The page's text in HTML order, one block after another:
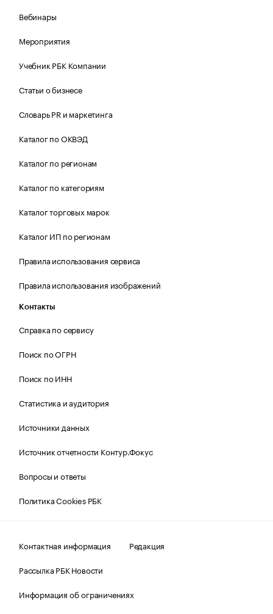
Вебинары
Мероприятия
Учебник РБК Компании
Статьи о бизнесе
Словарь PR и маркетинга
Каталог по ОКВЭД
Каталог по регионам
Каталог по категориям
Каталог торговых марок
Каталог ИП по регионам
Правила использования сервиса
Правила использования изображений
Контакты
Справка по сервису
Поиск по ОГРН
Поиск по ИНН
Статистика и аудитория
Источники данных
Источник отчетности Контур.Фокус
Вопросы и ответы
Политика Cookies РБК
Контактная информация
Редакция
Рассылка РБК Новости
Информация об ограничениях